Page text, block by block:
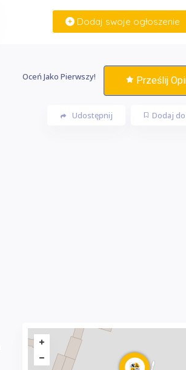
Dodaj swoje ogłoszenie
Oceń Jako Pierwszy! Prześlij
Dodaj
Udostępnij